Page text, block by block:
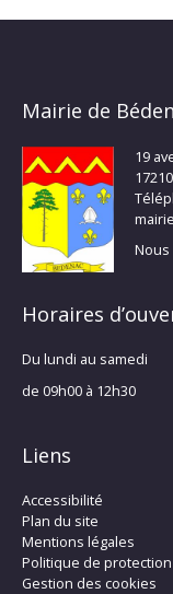
Mairie de
19
Horaires
Du lundi au samedi
de 09h00 à 12h30
Liens
Accessibilité
Plan du site
Mentions légales
Politique de
Gestion des cookies